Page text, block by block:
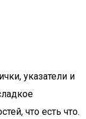
указатели и
что есть что.